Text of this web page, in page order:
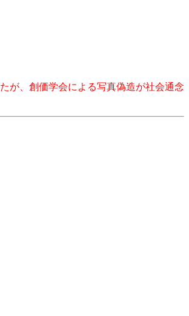
が、創価学会による写真偽造が社会通念